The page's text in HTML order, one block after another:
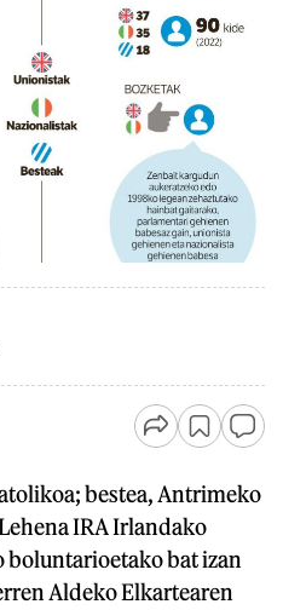
bestea, Antrimeko
IRA Irlandako
bat izan
Aldeko Elkartearen